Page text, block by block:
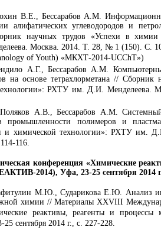
В.Е., Бессарабов А.М.
алифатических углеводородов и
научных трудов «Успехи в
Москва. 2014. Т. 28, № 1 (150). С.
of Youth) «МКХТ-2014-UCChT»)
А.Г., Бессарабов А.М.
на основе тетрахлорметана // Сборник
РХТУ им. Д.И. Менделеева.
А.В., Бессарабов А.М.
промышленности полимеров и
и химической технологии»: РХТУ им.
116.
конференция «Химические
2014), Уфа, 23-25 сентября 2014
М.Ю., Сударикова Е.Ю. Анализ
химии // Материалы XXVIII
реактивы, реагенты и процессы
сентября 2014 г., с. 227-228.